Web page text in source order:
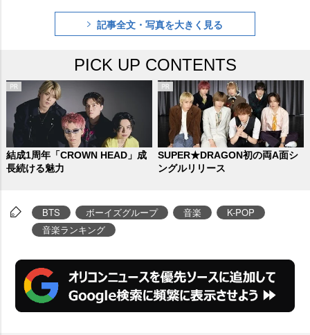
記事全文・写真を大きく見る
PICK UP CONTENTS
結成1周年「CROWN HEAD」成
長続ける魅力
SUPER★DRAGON初の両A面シ
ングルリリース
BTS ボーイズグループ 音楽
K-POP
音楽ランキング